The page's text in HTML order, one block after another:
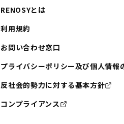
RENOSYとは
利用規約
お問い合わせ窓口
プライバシーポリシー及び個人情報
反社会的勢力に対する基本方針
コンプライアンス